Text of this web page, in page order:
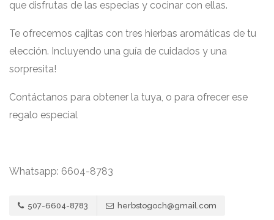
que disfrutas de las especias y cocinar con ellas.
Te ofrecemos cajitas con tres hierbas aromáticas de tu
elección. Incluyendo una guía de cuidados y una
sorpresita!
Contáctanos para obtener la tuya, o para ofrecer ese
regalo especial
Whatsapp: 6604-8783
507-6604-8783 herbstogoch@gmail.com